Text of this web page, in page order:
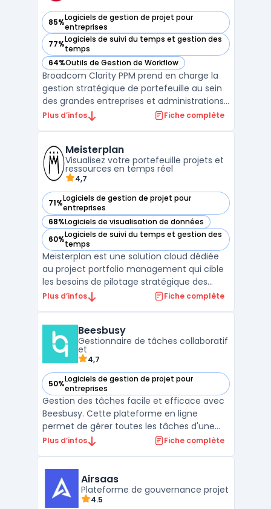
85%Logiciels de gestion de projet pour
entreprises
— voir Broadcom Clarity PPM dans cette catégorie
77%Logiciels de suivi du temps et gestion des
temps
— voir Broadcom Clarity PPM dans cette catégorie
64%Outils de Gestion de Workflow
— voir Broadcom Clarity PPM dans cette catégorie
Broadcom Clarity PPM prend en charge la
gestion stratégique de portefeuille au sein
des grandes entreprises et administrations
publiques. Le logiciel s’adresse aux équipes
centraliser leurs budgets, aligner les ress ...
Plus d’infos Fiche complète
Meisterplan
Visualisez votre portefeuille projets et
ressources en temps réel
4,7
71%Logiciels de gestion de projet pour
entreprises
— voir Meisterplan dans cette catégorie
68%Logiciels de visualisation de données
— voir Meisterplan dans cette catégorie
60%Logiciels de suivi du temps et gestion des
temps
— voir Meisterplan dans cette catégorie
Meisterplan est une solution cloud dédiée
au project portfolio management qui cible
les besoins de pilotage stratégique des
portefeuilles projets et de gestion des
temps réel des projets et des capacités
disponibles, sans ...
Plus d’infos Fiche complète
Beesbusy
Gestionnaire de tâches collaboratif
et
4,7
50%Logiciels de gestion de projet pour
entreprises
— voir Beesbusy dans cette catégorie
Gestion des tâches facile et efficace avec
Beesbusy. Cette plateforme en ligne
permet de gérer toutes les tâches d'une
équipe tout en suivant l'avancement de
du temps, la collaboration et la
communication entre le ...
Plus d’infos Fiche complète
Airsaas
Plateforme de gouvernance projet
4.5